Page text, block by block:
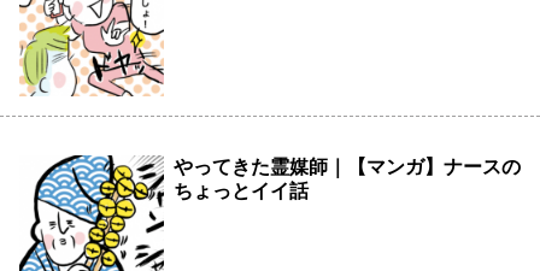
やってきた霊媒師｜【マンガ】ナースの
ちょっとイイ話